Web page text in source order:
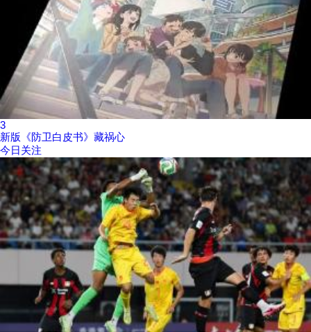
3
新版《防卫白皮书》藏祸心
今日关注